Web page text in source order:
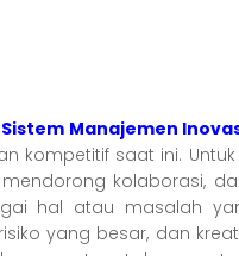
Sistem Manajemen
kompetitif saat ini.
kolaborasi,
hal atau masalah
yang besar, dan